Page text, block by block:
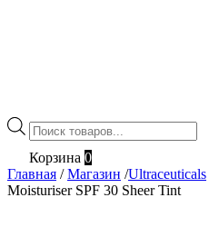
Поиск
товаров
Корзина 0
Главная / Магазин /Ultraceuticals
Moisturiser SPF 30 Sheer Tint